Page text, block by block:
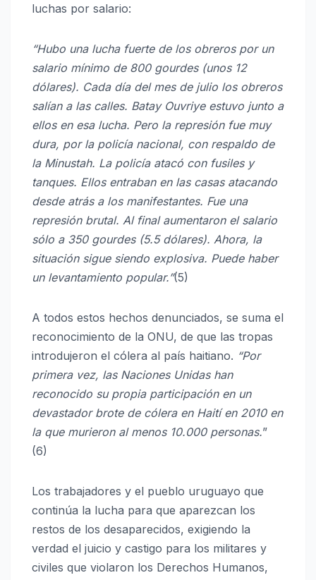
luchas por salario:
“Hubo una lucha fuerte de los obreros por un
salario mínimo de 800 gourdes (unos 12
dólares). Cada día del mes de julio los obreros
salían a las calles. Batay Ouvriye estuvo junto a
ellos en esa lucha. Pero la represión fue muy
dura, por la policía nacional, con respaldo de
la Minustah. La policía atacó con fusiles y
tanques. Ellos entraban en las casas atacando
desde atrás a los manifestantes. Fue una
represión brutal. Al final aumentaron el salario
sólo a 350 gourdes (5.5 dólares). Ahora, la
situación sigue siendo explosiva. Puede haber
un levantamiento popular.”(5)
A todos estos hechos denunciados, se suma el
reconocimiento de la ONU, de que las tropas
introdujeron el cólera al país haitiano. “Por
primera vez, las Naciones Unidas han
reconocido su propia participación en un
devastador brote de cólera en Haití en 2010 en
la que murieron al menos 10.000 personas.”
(6)
Los trabajadores y el pueblo uruguayo que
continúa la lucha para que aparezcan los
restos de los desaparecidos, exigiendo la
verdad el juicio y castigo para los militares y
civiles que violaron los Derechos Humanos,